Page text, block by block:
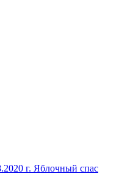
г. Яблочный спас